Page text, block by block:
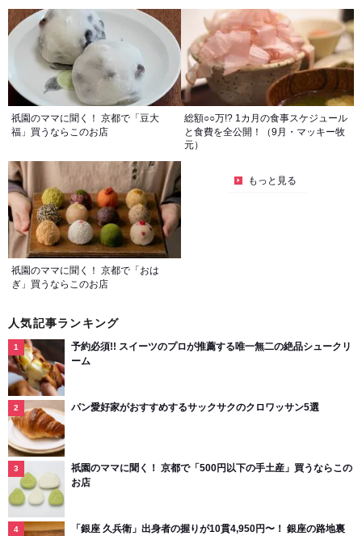
祇園のママに聞く！ 京都で「豆大
福」買うならこのお店
総額○○万!? 1カ月の食事スケジュール
と食費を全公開！（9月・マッキー牧
元）
祇園のママに聞く！ 京都で「おは
ぎ」買うならこのお店
もっと見る
人気記事ランキング
予約必須!! スイーツのプロが推薦する唯一無二の絶品シュークリ
ーム
パン愛好家がおすすめするサックサクのクロワッサン5選
祇園のママに聞く！ 京都で「500円以下の手土産」買うならこの
お店
「銀座 久兵衛」出身者の握りが10貫4,950円〜！ 銀座の路地裏